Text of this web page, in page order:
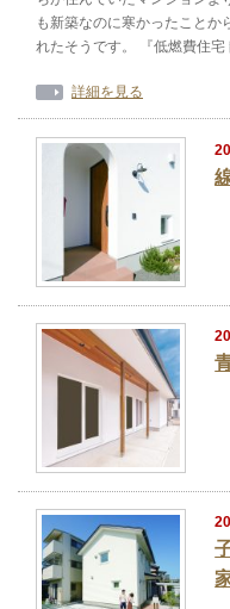
も新築なのに寒かったことか
れたそうです。 『低燃費住宅
詳細を見る